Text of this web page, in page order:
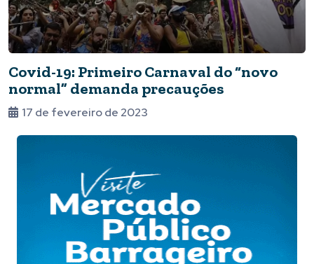
Covid-19: Primeiro Carnaval do “novo
normal” demanda precauções
17 de fevereiro de 2023